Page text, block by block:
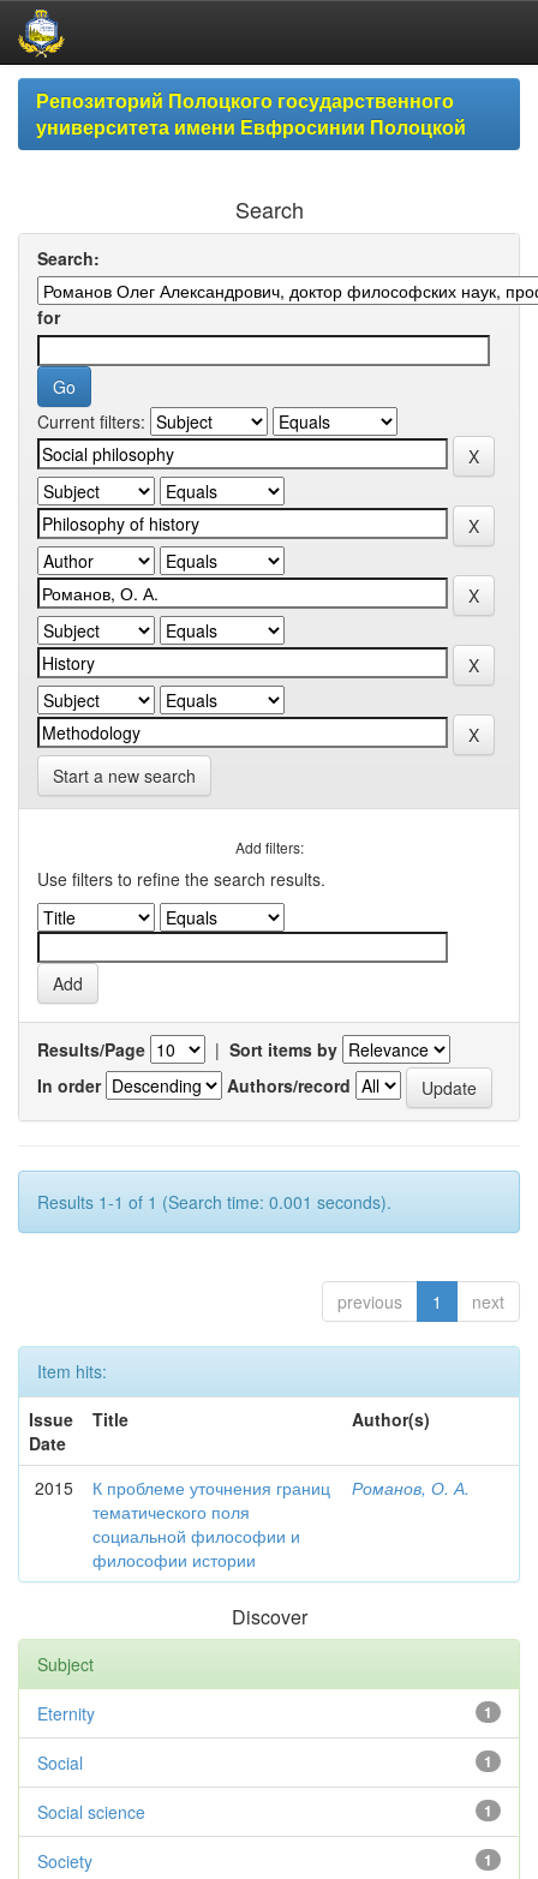
Skip
navigationРепозиторий Полоцкого государственного
университета имени Евфросинии Полоцкой
Search
Search:
for
Current filters:
Start a new search
Add filters:
Use filters to refine the search results.
Results/Page | Sort items by
In order
Authors/record
Results 1-1 of 1 (Search time: 0.001 seconds).
previous 1 next
Item hits:
Issue
Date
Title Author(s)
2015
К проблеме уточнения границ
тематического поля
социальной философии и
философии истории
Романов, О. А.
Discover
Subject
1
Eternity
1
Social
1
Social science
1
Society